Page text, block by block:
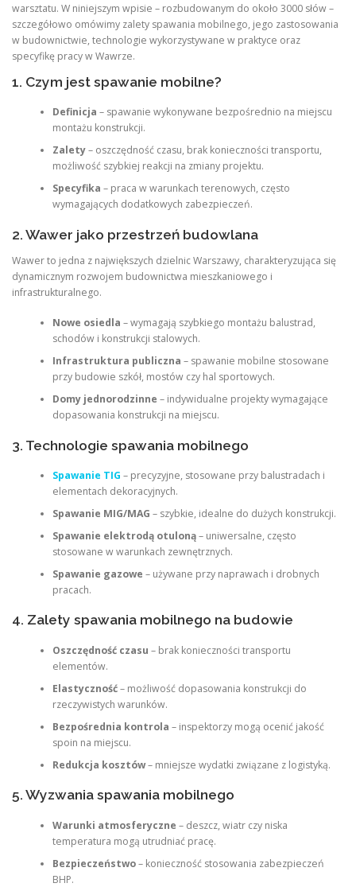
warsztatu. W niniejszym wpisie – rozbudowanym do około 3000 słów –
szczegółowo omówimy zalety spawania mobilnego, jego zastosowania
w budownictwie, technologie wykorzystywane w praktyce oraz
specyfikę pracy w Wawrze.
1. Czym jest spawanie mobilne?
Definicja – spawanie wykonywane bezpośrednio na miejscu
montażu konstrukcji.
Zalety– oszczędność czasu, brak konieczności transportu,
możliwość szybkiej reakcji na zmiany projektu.
Specyfika – praca w warunkach terenowych, często
wymagających dodatkowych zabezpieczeń.
2. Wawer jako przestrzeń budowlana
Wawer to jedna z największych dzielnic Warszawy, charakteryzująca się
dynamicznym rozwojem budownictwa mieszkaniowego i
infrastrukturalnego.
Nowe osiedla – wymagają szybkiego montażu balustrad,
schodów i konstrukcji stalowych.
Infrastruktura publiczna – spawanie mobilne stosowane
przy budowie szkół, mostów czy hal sportowych.
Domy jednorodzinne – indywidualne projekty wymagające
dopasowania konstrukcji na miejscu.
3. Technologie spawania mobilnego
Spawanie TIG – precyzyjne, stosowane przy balustradach i
elementach dekoracyjnych.
Spawanie MIG/MAG – szybkie, idealne do dużych konstrukcji.
Spawanie elektrodą otuloną– uniwersalne, często
stosowane w warunkach zewnętrznych.
Spawanie gazowe – używane przy naprawach i drobnych
pracach.
4. Zalety spawania mobilnego na budowie
Oszczędność czasu – brak konieczności transportu
elementów.
Elastyczność– możliwość dopasowania konstrukcji do
rzeczywistych warunków.
Bezpośrednia kontrola – inspektorzy mogą ocenić jakość
spoin na miejscu.
Redukcja kosztów– mniejsze wydatki związane z logistyką.
5. Wyzwania spawania mobilnego
Warunki atmosferyczne – deszcz, wiatr czy niska
temperatura mogą utrudniać pracę.
Bezpieczeństwo– konieczność stosowania zabezpieczeń
BHP.